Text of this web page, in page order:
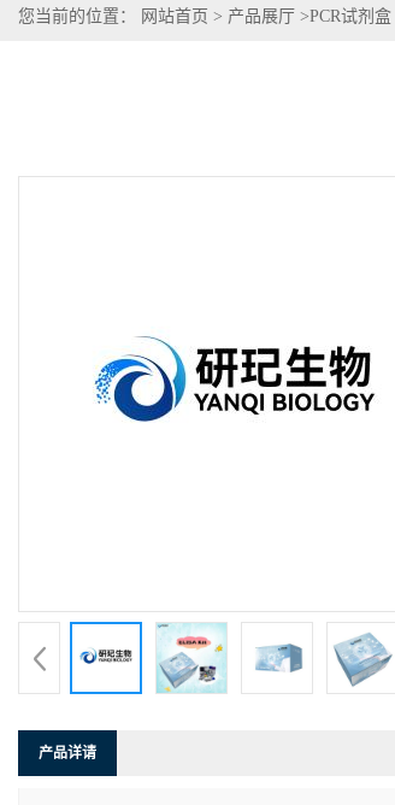
您当前的位置： 网站首页 > 产品展厅 >PCR试剂盒
产品详请